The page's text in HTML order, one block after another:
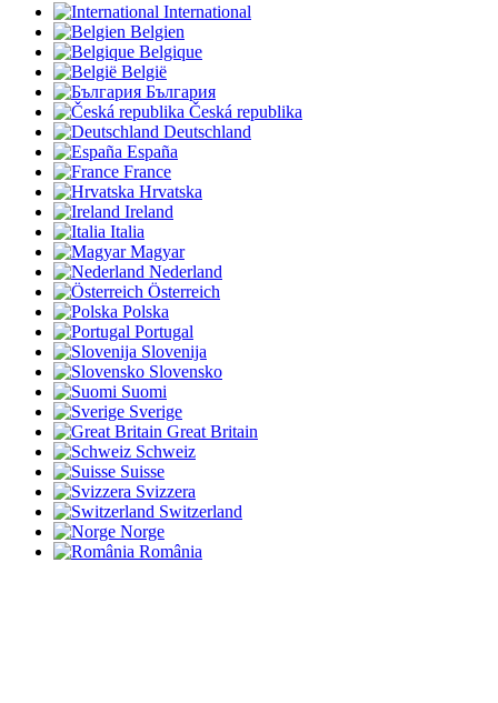
International
Belgien
Belgique
België
България
Česká republika
Deutschland
España
France
Hrvatska
Ireland
Italia
Magyar
Nederland
Österreich
Polska
Portugal
Slovenija
Slovensko
Suomi
Sverige
Great Britain
Schweiz
Suisse
Svizzera
Switzerland
Norge
România